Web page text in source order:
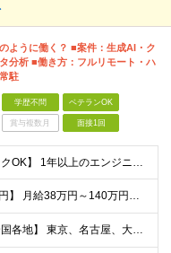
ように働く？ ■案件：生成AI・ク
分析 ■働き方：フルリモート・ハ
駐
学歴不問 ベテランOK
賞与複数月 面接1回
【第二新卒・ブランクOK】 1年以上のエンジニア経験がある方(開発・インフラ・工程・言語一切不問） 文理・学歴不問 【三上さんの事例】 転職前 AWS案件を希望していましたが、資格や評価軸が不明確で
【平均年収：603万円】 月給38万円～140万円＋諸手当（経験者） 【平均年収603万円】 ※案件の契約内容や昇給額などはすべて開示します。 ※経験や能力を考慮し決定します。 ※月給には固定残業
【フルリモート／全国各地】 東京、名古屋、大阪、福岡を中心とした全国のプロジェクトにアサイン。 ※プロジェクトは完全選択制です。 ※フルリモート、ハイブリッド型、常駐案件から自由に選択可能です。 ※転